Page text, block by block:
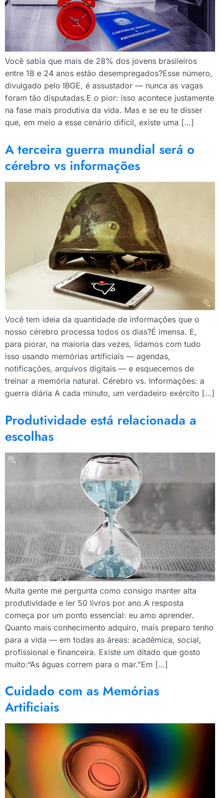
Você sabia que mais de 28% dos jovens brasileiros
entre 18 e 24 anos estão desempregados?Esse número,
divulgado pelo IBGE, é assustador — nunca as vagas
foram tão disputadas.E o pior: isso acontece justamente
na fase mais produtiva da vida. Mas e se eu te disser
que, em meio a esse cenário difícil, existe uma […]
A terceira guerra mundial será o
cérebro vs informações
Você tem ideia da quantidade de informações que o
nosso cérebro processa todos os dias?É imensa. E,
para piorar, na maioria das vezes, lidamos com tudo
isso usando memórias artificiais — agendas,
notificações, arquivos digitais — e esquecemos de
treinar a memória natural. Cérebro vs. Informações: a
guerra diária A cada minuto, um verdadeiro exército […]
Produtividade está relacionada a
escolhas
Muita gente me pergunta como consigo manter alta
produtividade e ler 50 livros por ano.A resposta
começa por um ponto essencial: eu amo aprender.
Quanto mais conhecimento adquiro, mais preparo tenho
para a vida — em todas as áreas: acadêmica, social,
profissional e financeira. Existe um ditado que gosto
muito:“As águas correm para o mar.”Em […]
Cuidado com as Memórias
Artificiais